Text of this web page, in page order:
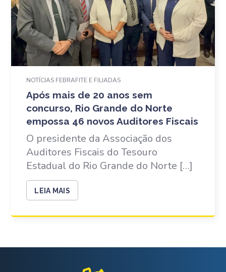
NOTÍCIAS FEBRAFITE E FILIADAS
Após mais de 20 anos sem
concurso, Rio Grande do Norte
empossa 46 novos Auditores Fiscais
O presidente da Associação dos
Auditores Fiscais do Tesouro
Estadual do Rio Grande do Norte […]
LEIA MAIS